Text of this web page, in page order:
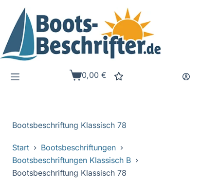
Inhalt
springen
Warenkorb
0,00€
Bootsbeschriftung Klassisch 78
Start
Bootsbeschriftungen
Bootsbeschriftungen Klassisch B
Bootsbeschriftung Klassisch 78